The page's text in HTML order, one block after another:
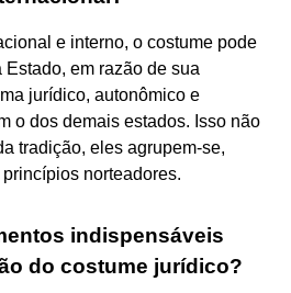
e interno, o costume pode
em razão de sua
jurídico, autonômico e
o dos demais estados. Isso não
tradição, eles agrupem-se,
norteadores.
indispensáveis
do costume jurídico?